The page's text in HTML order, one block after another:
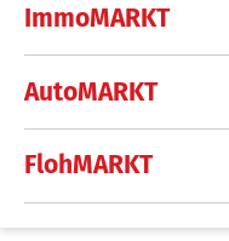
ImmoMARKT
AutoMARKT
FlohMARKT